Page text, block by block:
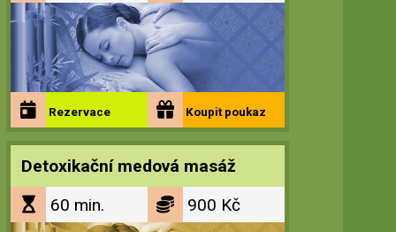
Rezervace Koupit poukaz
Detoxikační medová masáž
60 min.
900 Kč